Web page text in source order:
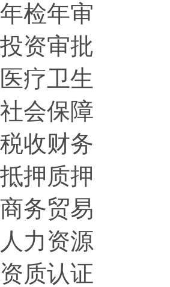
年检年审
投资审批
医疗卫生
社会保障
税收财务
抵押质押
商务贸易
人力资源
资质认证